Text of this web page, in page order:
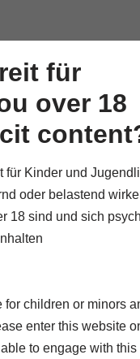
für
over 18
für Kinder und
oder belastend
18 sind und sich
children or minors
enter this website
to engage with this